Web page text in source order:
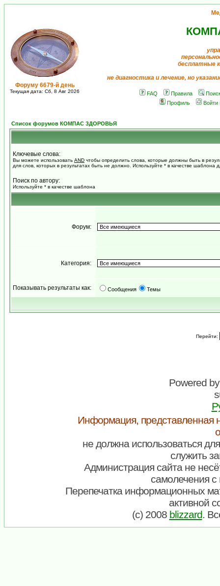
Форуму 6679-й день
Текущая дата: Сб, 8 Авг 2026
бесплатные
не диагностика и лечение, но
FAQ Правила
Профиль
Войти
Список форумов КОМПАС ЗДОРОВЬЯ
Ключевые слова:
Вы можете использовать AND чтобы определить слова, которые должны быть в
для слов, которых в результатах быть не должно. Используйте * в качестве шаблона
Поиск по автору:
Используйте * в качестве шаблона
Форум:
Категория:
Показывать результаты как: Сообщения Темы
Перейти:
Powered
Информация, представленная
не должна использоваться
служить
Администрация сайта не
самолечения
Перепечатка информационных
активной
(c) 2008 blizzard.